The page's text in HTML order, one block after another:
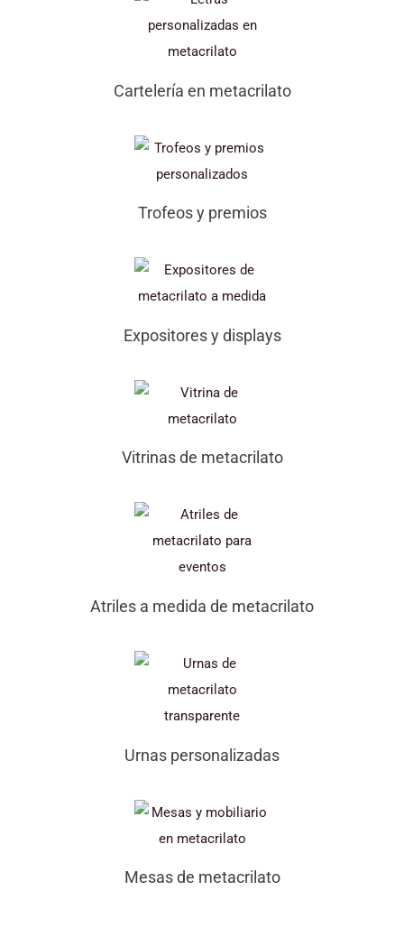
Cartelería en metacrilato
Trofeos y premios
Expositores y displays
Vitrinas de metacrilato
Atriles a medida de metacrilato
Urnas personalizadas
Mesas de metacrilato